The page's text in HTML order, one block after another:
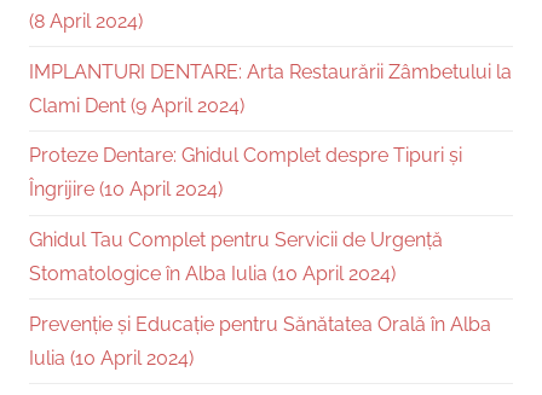
(8 April 2024)
IMPLANTURI DENTARE: Arta Restaurării Zâmbetului la
Clami Dent (9 April 2024)
Proteze Dentare: Ghidul Complet despre Tipuri și
Îngrijire (10 April 2024)
Ghidul Tau Complet pentru Servicii de Urgență
Stomatologice în Alba Iulia (10 April 2024)
Prevenție și Educație pentru Sănătatea Orală în Alba
Iulia (10 April 2024)